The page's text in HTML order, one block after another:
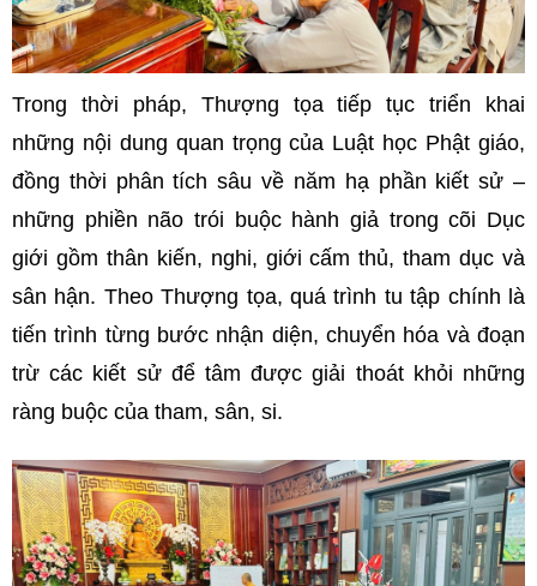
Trong thời pháp, Thượng tọa tiếp tục triển khai
những nội dung quan trọng của Luật học Phật giáo,
đồng thời phân tích sâu về năm hạ phần kiết sử –
những phiền não trói buộc hành giả trong cõi Dục
giới gồm thân kiến, nghi, giới cấm thủ, tham dục và
sân hận. Theo Thượng tọa, quá trình tu tập chính là
tiến trình từng bước nhận diện, chuyển hóa và đoạn
trừ các kiết sử để tâm được giải thoát khỏi những
ràng buộc của tham, sân, si.